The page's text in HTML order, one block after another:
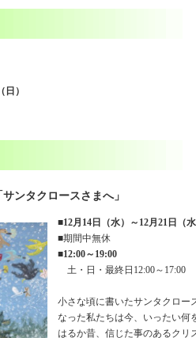
）
ンタクロースさまへ」
■12月14日（水）～12月21日（
■期間中無休
■12:00～19:00
土・日・最終日12:00～17:00
小さな頃に書いたサンタクロー
なった私たちは今、いったい何
はるか昔、信じた事のあるクリ